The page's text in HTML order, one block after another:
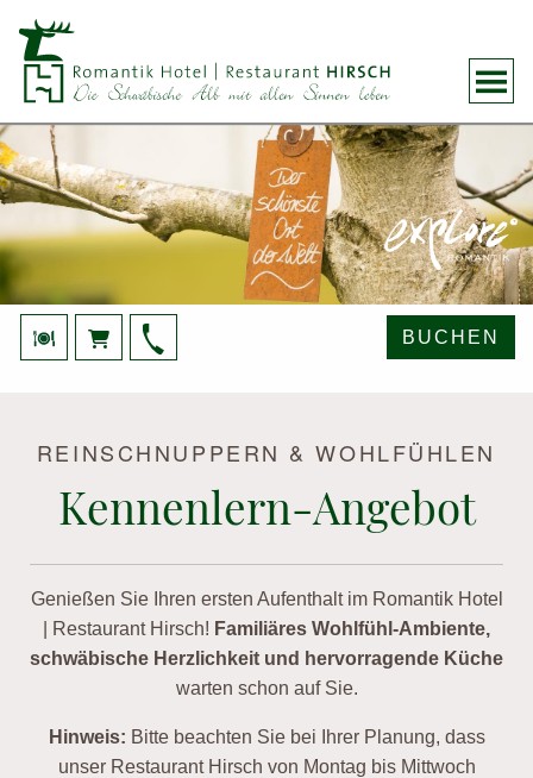
BUCHEN
REINSCHNUPPERN & WOHLFÜHLEN
Kennenlern-Angebot
Genießen Sie Ihren ersten Aufenthalt im Romantik Hotel
| Restaurant Hirsch! Familiäres Wohlfühl-Ambiente,
schwäbische Herzlichkeit und hervorragende Küche
warten schon auf Sie.
Hinweis: Bitte beachten Sie bei Ihrer Planung, dass
unser Restaurant Hirsch von Montag bis Mittwoch